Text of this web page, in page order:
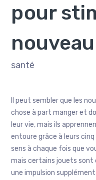
pour
santé
Il peut sembler que les
chose à part manger et
leur vie, mais ils
entoure grâce à leurs
sens à chaque fois que
mais certains jouets sont
une impulsion